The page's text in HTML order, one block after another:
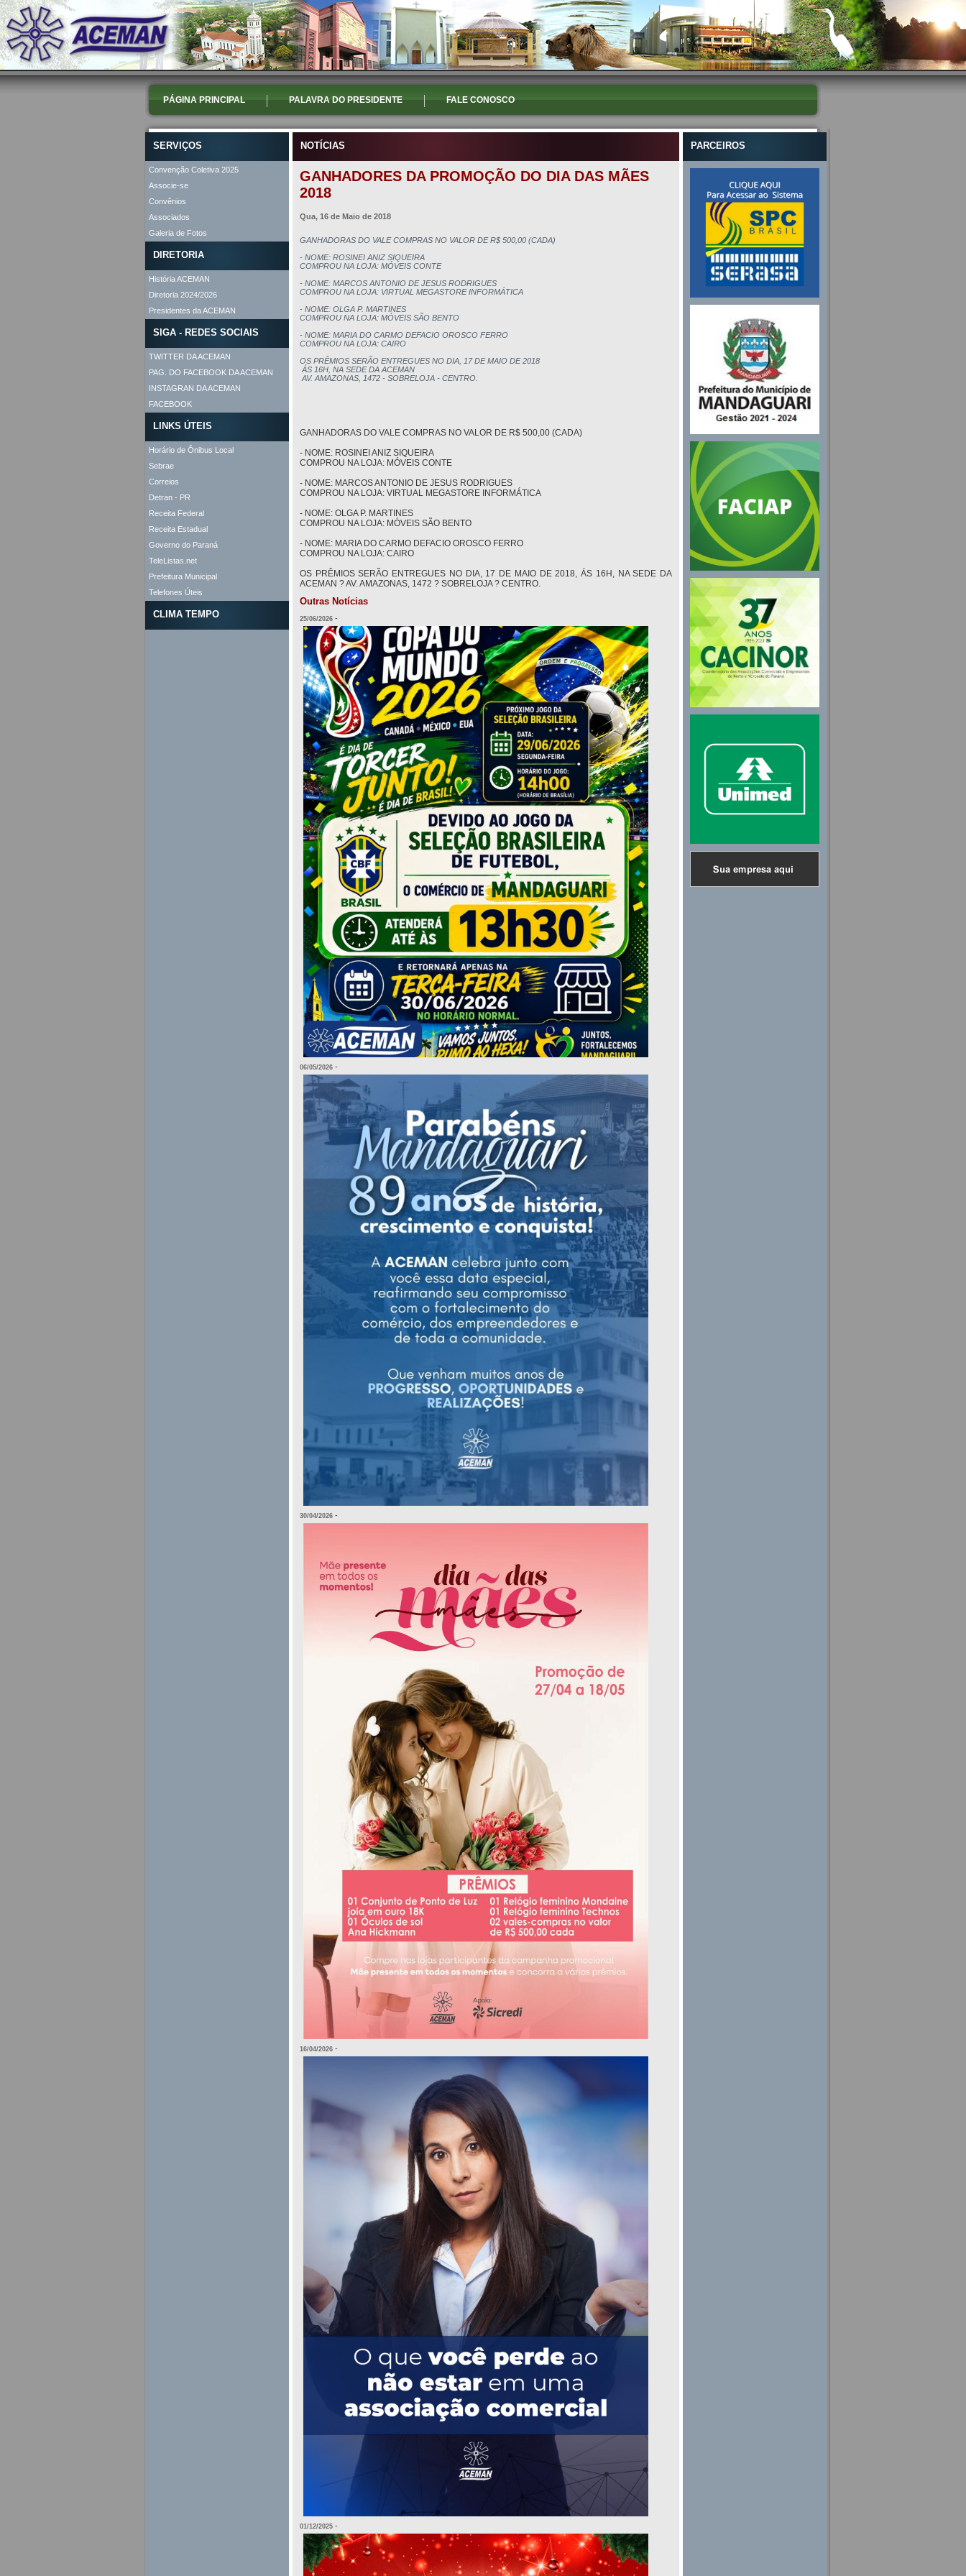
PÁGINA PRINCIPAL PALAVRA DO PRESIDENTE FALE CONOSCO
SERVIÇOS
Convenção Coletiva 2025
Associe-se
Convênios
Associados
Galeria de Fotos
DIRETORIA
História ACEMAN
Diretoria 2024/2026
Presidentes da ACEMAN
SIGA - REDES SOCIAIS
TWITTER DA ACEMAN
PAG. DO FACEBOOK DA ACEMAN
INSTAGRAN DA ACEMAN
FACEBOOK
LINKS ÚTEIS
Horário de Ônibus Local
Sebrae
Correios
Detran - PR
Receita Federal
Receita Estadual
Governo do Paraná
TeleListas.net
Prefeitura Municipal
Telefones Úteis
CLIMA TEMPO
NOTÍCIAS
GANHADORES DA PROMOÇÃO DO DIA DAS MÃES
2018
Qua, 16 de Maio de 2018
GANHADORAS DO VALE COMPRAS NO VALOR DE R$ 500,00 (CADA)
- NOME: ROSINEI ANIZ SIQUEIRA
COMPROU NA LOJA: MÓVEIS CONTE
- NOME: MARCOS ANTONIO DE JESUS RODRIGUES
COMPROU NA LOJA: VIRTUAL MEGASTORE INFORMÁTICA
- NOME: OLGA P. MARTINES
COMPROU NA LOJA: MÓVEIS SÃO BENTO
- NOME: MARIA DO CARMO DEFACIO OROSCO FERRO
COMPROU NA LOJA: CAIRO
OS PRÊMIOS SERÃO ENTREGUES NO DIA, 17 DE MAIO DE 2018
ÁS 16H, NA SEDE DA ACEMAN
AV. AMAZONAS, 1472 - SOBRELOJA - CENTRO.
GANHADORAS DO VALE COMPRAS NO VALOR DE R$ 500,00 (CADA)
- NOME: ROSINEI ANIZ SIQUEIRA
COMPROU NA LOJA: MÓVEIS CONTE
- NOME: MARCOS ANTONIO DE JESUS RODRIGUES
COMPROU NA LOJA: VIRTUAL MEGASTORE INFORMÁTICA
- NOME: OLGA P. MARTINES
COMPROU NA LOJA: MÓVEIS SÃO BENTO
- NOME: MARIA DO CARMO DEFACIO OROSCO FERRO
COMPROU NA LOJA: CAIRO
OS PRÊMIOS SERÃO ENTREGUES NO DIA, 17 DE MAIO DE 2018, ÁS 16H, NA SEDE DA
ACEMAN ? AV. AMAZONAS, 1472 ? SOBRELOJA ? CENTRO.
Outras Notícias
25/06/2026 -
06/05/2026 -
30/04/2026 -
16/04/2026 -
01/12/2025 -
PARCEIROS